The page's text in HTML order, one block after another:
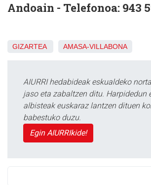
Andoain - Telefonoa: 943
GIZARTEA AMASA-VILLABONA
AIURRI hedabideak eskualdeko
jaso eta zabaltzen ditu. Harpidedun
albisteak euskaraz lantzen dituen
babestuko duzu.
Egin AIURRIkide!